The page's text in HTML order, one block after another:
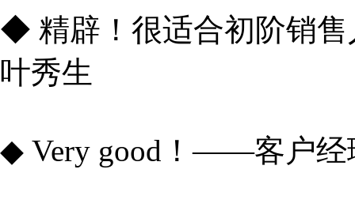
◆ 精辟！很适合初阶销
叶秀生
◆ Very good！——客户经